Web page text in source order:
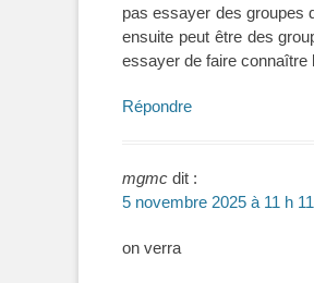
pas essayer des groupes
ensuite peut être des
essayer de faire
Répondre
mgmc dit :
5 novembre 2025 à 11 h
on verra